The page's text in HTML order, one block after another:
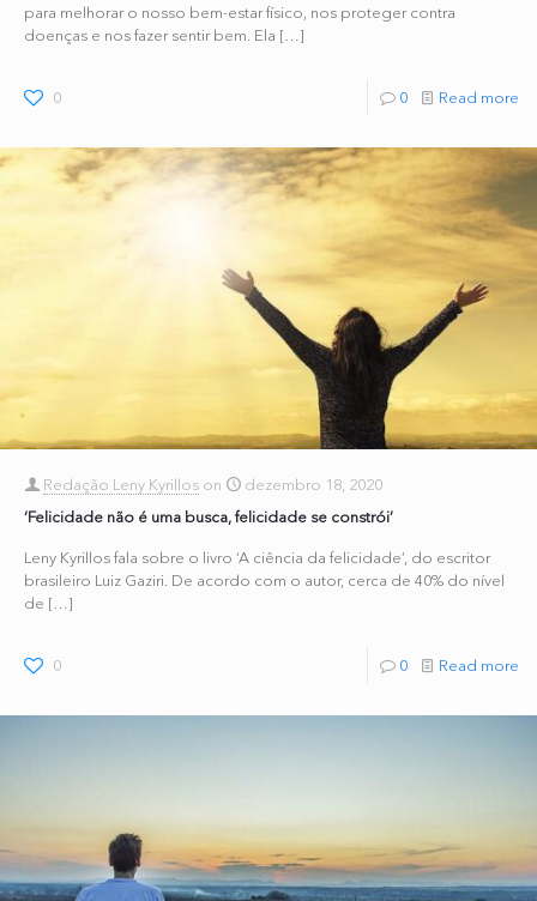
para melhorar o nosso bem-estar físico, nos proteger contra
doenças e nos fazer sentir bem. Ela […]
0 0 Read more
Redação Leny Kyrillos on
dezembro 18, 2020
‘Felicidade não é uma busca, felicidade se constrói’
Leny Kyrillos fala sobre o livro ‘A ciência da felicidade’, do escritor
brasileiro Luiz Gaziri. De acordo com o autor, cerca de 40% do nível
de […]
0 0 Read more